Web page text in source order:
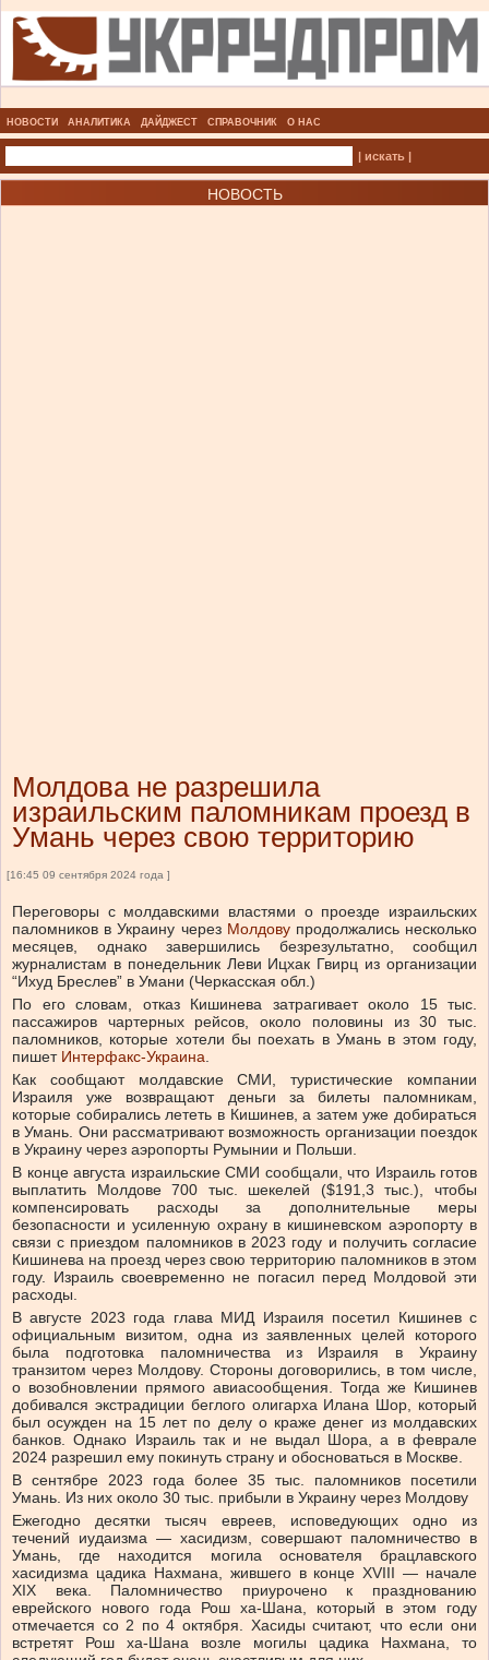
НОВОСТИ АНАЛИТИКА ДАЙДЖЕСТ СПРАВОЧНИК О НАС
| искать |
НОВОСТЬ
Молдова не разрешила
израильским паломникам проезд в
Умань через свою территорию
[16:45 09 сентября 2024 года ]
Переговоры с молдавскими властями о проезде израильских
паломников в Украину через Молдовупродолжались несколько
месяцев, однако завершились безрезультатно, сообщил
журналистам в понедельник Леви Ицхак Гвирц из организации
“Ихуд Бреслев” в Умани (Черкасская обл.)
По его словам, отказ Кишинева затрагивает около 15 тыс.
пассажиров чартерных рейсов, около половины из 30 тыс.
паломников, которые хотели бы поехать в Умань в этом году,
пишет Интерфакс-Украина.
Как сообщают молдавские СМИ, туристические компании
Израиля уже возвращают деньги за билеты паломникам,
которые собирались лететь в Кишинев, а затем уже добираться
в Умань. Они рассматривают возможность организации поездок
в Украину через аэропорты Румынии и Польши.
В конце августа израильские СМИ сообщали, что Израиль готов
выплатить Молдове 700 тыс. шекелей ($191,3 тыс.), чтобы
компенсировать расходы за дополнительные меры
безопасности и усиленную охрану в кишиневском аэропорту в
связи с приездом паломников в 2023 году и получить согласие
Кишинева на проезд через свою территорию паломников в этом
году. Израиль своевременно не погасил перед Молдовой эти
расходы.
В августе 2023 года глава МИД Израиля посетил Кишинев с
официальным визитом, одна из заявленных целей которого
была подготовка паломничества из Израиля в Украину
транзитом через Молдову. Стороны договорились, в том числе,
о возобновлении прямого авиасообщения. Тогда же Кишинев
добивался экстрадиции беглого олигарха Илана Шор, который
был осужден на 15 лет по делу о краже денег из молдавских
банков. Однако Израиль так и не выдал Шора, а в феврале
2024 разрешил ему покинуть страну и обосноваться в Москве.
В сентябре 2023 года более 35 тыс. паломников посетили
Умань. Из них около 30 тыс. прибыли в Украину через Молдову
Ежегодно десятки тысяч евреев, исповедующих одно из
течений иудаизма — хасидизм, совершают паломничество в
Умань, где находится могила основателя брацлавского
хасидизма цадика Нахмана, жившего в конце XVIII — начале
XIX века. Паломничество приурочено к празднованию
еврейского нового года Рош ха-Шана, который в этом году
отмечается со 2 по 4 октября. Хасиды считают, что если они
встретят Рош ха-Шана возле могилы цадика Нахмана, то